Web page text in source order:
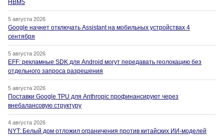
HBM5
5 августа 2026
Google начнет отключать Assistant на мобильных устройствах 4
сентября
5 августа 2026
EFF: рекламные SDK для Android могут передавать геолокацию без
отдельного запроса разрешения
5 августа 2026
Поставки Google TPU для Anthropic профинансируют через
внебалансовую структуру
4 августа 2026
NYT: Белый дом отложил ограничения против китайских ИИ-моделей